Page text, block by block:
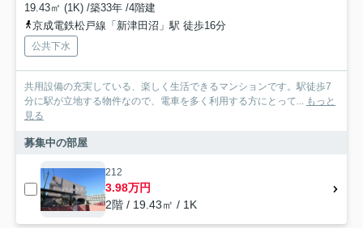
19.43㎡ (1K) /築33年 /4階建
京成電鉄松戸線「新津田沼」駅 徒歩16分
公共下水
共用設備の充実している、楽しく生活できるマンションです。駅徒歩7
分に駅が立地する物件なので、電車を多く利用する方にとって... もっと
見る
募集中の部屋
212
3.98万円
2階 / 19.43㎡ / 1K